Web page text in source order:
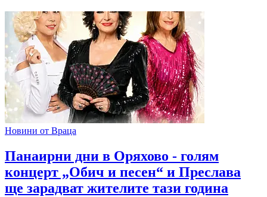
Новини от Враца
Панаирни дни в Оряхово - голям
концерт „Обич и песен“ и Преслава
ще зарадват жителите тази година